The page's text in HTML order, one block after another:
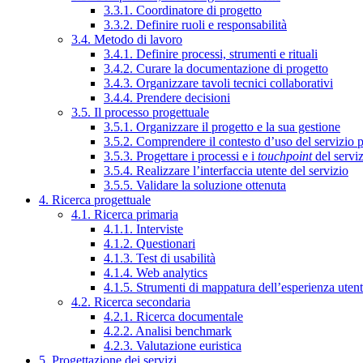
3.3.1. Coordinatore di progetto
3.3.2. Definire ruoli e responsabilità
3.4. Metodo di lavoro
3.4.1. Definire processi, strumenti e rituali
3.4.2. Curare la documentazione di progetto
3.4.3. Organizzare tavoli tecnici collaborativi
3.4.4. Prendere decisioni
3.5. Il processo progettuale
3.5.1. Organizzare il progetto e la sua gestione
3.5.2. Comprendere il contesto d’uso del servizio
3.5.3. Progettare i processi e i touchpointdel
3.5.4. Realizzare l’interfaccia utente del servizio
3.5.5. Validare la soluzione ottenuta
4. Ricerca progettuale
4.1. Ricerca primaria
4.1.1. Interviste
4.1.2. Questionari
4.1.3. Test di usabilità
4.1.4. Web analytics
4.1.5. Strumenti di mappatura dell’esperienza
4.2. Ricerca secondaria
4.2.1. Ricerca documentale
4.2.2. Analisi benchmark
4.2.3. Valutazione euristica
5. Progettazione dei servizi